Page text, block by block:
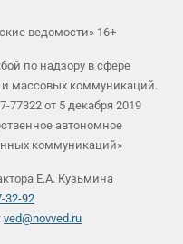
ведомости» 16+
по надзору в сфере
массовых коммуникаций.
от 5 декабря 2019
автономное
коммуникаций»
Е.А. Кузьмина
32-92
ved@novved.ru